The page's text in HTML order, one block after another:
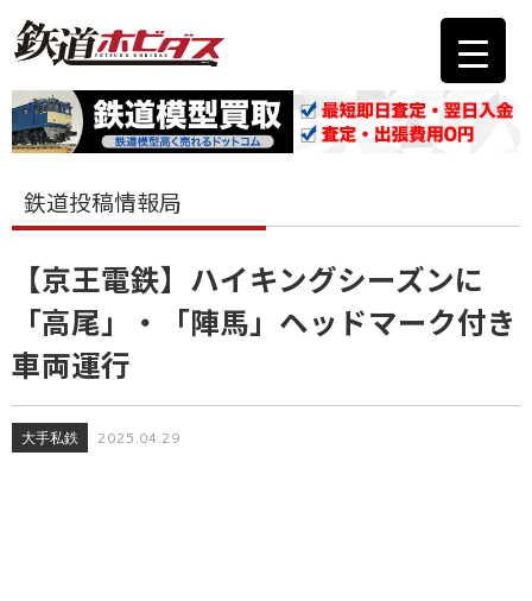
鉄道投稿情報局
【京王電鉄】ハイキングシーズンに
「高尾」・「陣馬」ヘッドマーク付き
車両運行
大手私鉄 2025.04.29